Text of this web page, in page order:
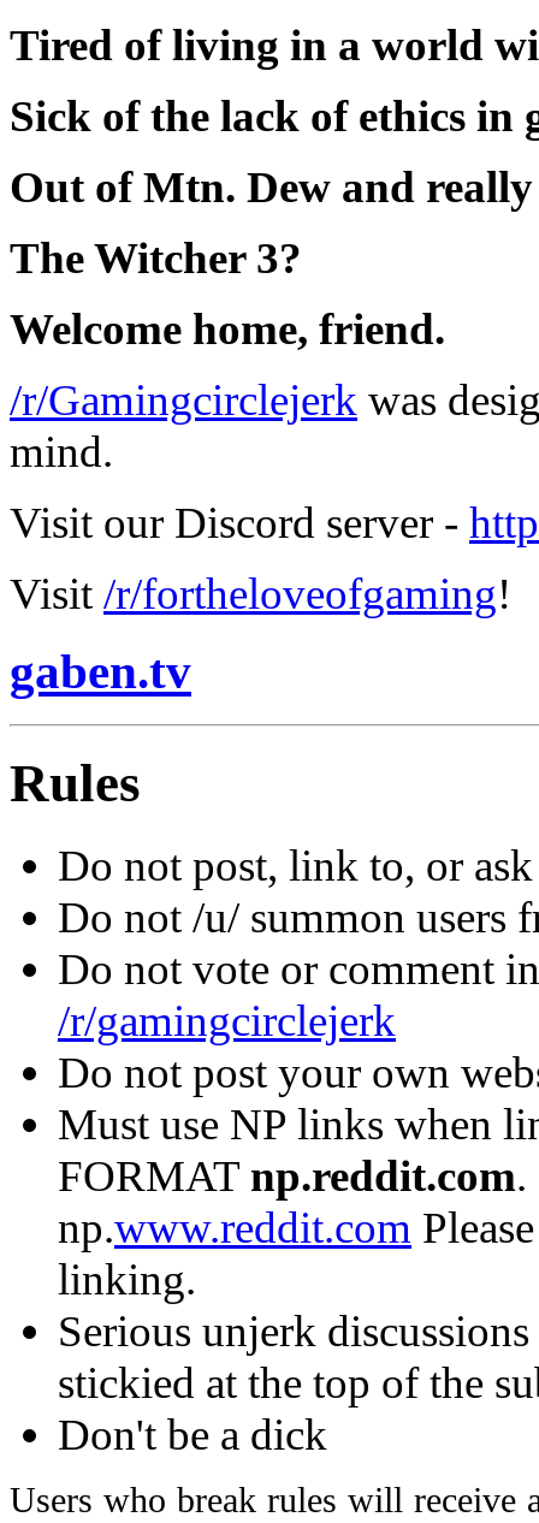
Tired of living in a world
Sick of the lack of ethics
Out of Mtn. Dew and
The Witcher 3?
Welcome home, friend.
/r/Gamingcirclejerk was
mind.
Visit our Discord server -
Visit /r/fortheloveofgaming!
gaben.tv
Rules
Do not post, link to, or
Do not /u/ summon users
Do not vote or comment
/r/gamingcirclejerk
Do not post your own
Must use NP links when
FORMAT np.reddit.com
np.www.reddit.com
linking.
Serious unjerk
stickied at the top of the
Don't be a dick
Users who break rules will receive